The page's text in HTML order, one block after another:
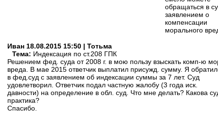
обращаться в
заявлением о
компенсации
морального
Иван 18.08.2015 15:50 | Тотьма
Тема: Индексация по ст.208 ГПК
Решением фед. суда от 2008 г. в мою пользу взыскать комп-ю
вреда. В мае 2015 ответчик выплатил присужд. сумму. Я
в фед.суд с заявлением об индексации суммы за 7 лет. Суд
удовлетворил. Ответчик подал частную жалобу (3 года иск.
давности) на определение в обл. суд. Что мне делать? Какова
практика?
Спасибо.